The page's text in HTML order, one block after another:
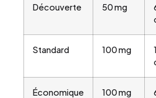
Découverte 50 mg
Standard 100 mg
Économique 100 mg